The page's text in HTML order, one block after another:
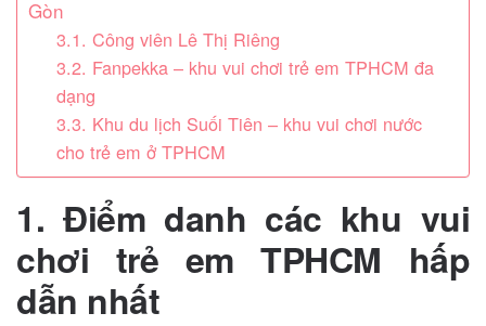
Gòn
3.1. Công viên Lê Thị Riêng
3.2. Fanpekka – khu vui chơi trẻ em TPHCM đa
dạng
3.3. Khu du lịch Suối Tiên – khu vui chơi nước
cho trẻ em ở TPHCM
1. Điểm danh các khu vui
chơi trẻ em TPHCM hấp
dẫn nhất